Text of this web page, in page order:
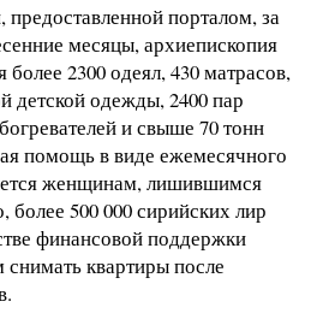
порталом, за
месяцы, архиепископия
2300 одеял, 430 матрасов,
детской одежды, 2400 пар
и свыше 70 тонн
помощь в виде ежемесячного
женщинам, лишившимся
более 500 000 сирийских лир
финансовой поддержки
квартиры после